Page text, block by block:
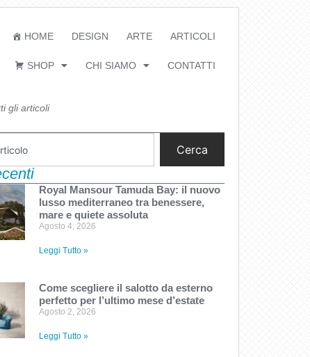
HOME DESIGN ARTE ARTICOLI
SHOP CHI SIAMO CONTATTI
gli articoli
Cerca
Royal Mansour Tamuda Bay: il nuovo
lusso mediterraneo tra benessere,
mare e quiete assoluta
Agosto 4, 2026
Leggi Tutto »
Come scegliere il salotto da esterno
perfetto per l’ultimo mese d’estate
Agosto 2, 2026
Leggi Tutto »